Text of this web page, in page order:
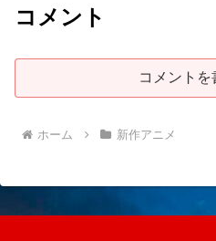
コメント
コメントを
ホーム 新作アニメ